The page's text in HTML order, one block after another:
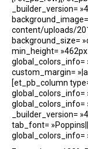
_builder_version=
content/uploads/
background_size=
min_height=
global_colors_info=
custom_margin=
[et_pb_column
global_colors_info=
global_colors_info=
_builder_version=
tab_font=
global_colors_info=